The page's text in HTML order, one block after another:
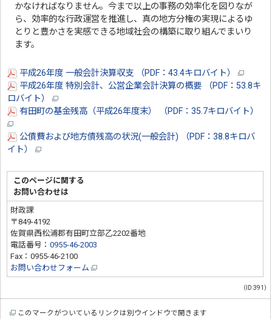
かなければなりません。今まで以上の事務の効率化を図りなが
ら、効率的な行政運営を推進し、真の地方分権の実現によるゆ
とりと豊かさを実感できる地域社会の構築に取り組んでまいり
ます。
平成26年度 一般会計決算収支 （PDF：43.4キロバイト）
平成26年度 特別会計、公営企業会計決算の概要 （PDF：53.8キ
ロバイト）
有田町の基金残高（平成26年度末） （PDF：35.7キロバイト）
公債費および地方債残高の状況(一般会計) （PDF：38.8キロバ
イト）
このページに関する
お問い合わせは
財政課
〒849-4192
佐賀県西松浦郡有田町立部乙2202番地
電話番号：0955-46-2003
Fax：0955-46-2100
お問い合わせフォーム
（ID:391）
このマークがついているリンクは別ウインドウで開きます